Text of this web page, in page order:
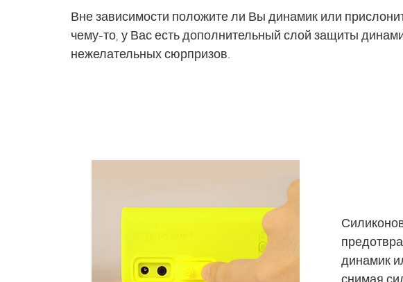
Вне зависимости положите ли Вы динамик или
чему-то, у Вас есть дополнительный слой защиты
нежелательных сюрпризов.
динамик